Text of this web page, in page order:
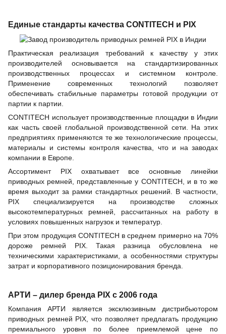
Единые стандарты качества CONTITECH и PIX
Практическая реализация требований к качеству у этих
производителей основывается на стандартизированных
производственных процессах и системном контроле.
Применение современных технологий позволяет
обеспечивать стабильные параметры готовой продукции от
партии к партии.
CONTITECH использует производственные площадки в Индии
как часть своей глобальной производственной сети. На этих
предприятиях применяются те же технологические процессы,
материалы и системы контроля качества, что и на заводах
компании в Европе.
Ассортимент PIX охватывает все основные линейки
приводных ремней, представленные у CONTITECH, и в то же
время выходит за рамки стандартных решений. В частности,
PIX специализируется на производстве сложных
высокотемпературных ремней, рассчитанных на работу в
условиях повышенных нагрузок и температур.
При этом продукция CONTITECH в среднем примерно на 70%
дороже ремней PIX. Такая разница обусловлена не
техническими характеристиками, а особенностями структуры
затрат и корпоративного позиционирования бренда.
АРТИ – дилер бренда PIX с 2006 года
Компания АРТИ является эксклюзивным дистрибьютором
приводных ремней PIX, что позволяет предлагать продукцию
премиального уровня по более приемлемой цене по